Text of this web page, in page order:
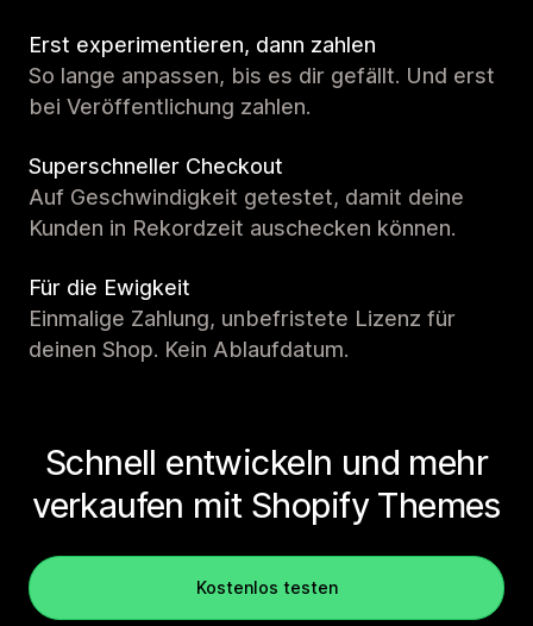
Erst experimentieren, dann zahlen
So lange anpassen, bis es dir gefällt. Und erst
bei Veröffentlichung zahlen.
Superschneller Checkout
Auf Geschwindigkeit getestet, damit deine
Kunden in Rekordzeit auschecken können.
Für die Ewigkeit
Einmalige Zahlung, unbefristete Lizenz für
deinen Shop. Kein Ablaufdatum.
Schnell entwickeln und mehr
verkaufen mit Shopify Themes
Kostenlos testen